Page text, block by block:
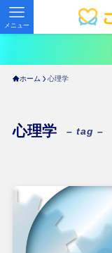
メニュー
ホーム 心理学
心理学 – tag –